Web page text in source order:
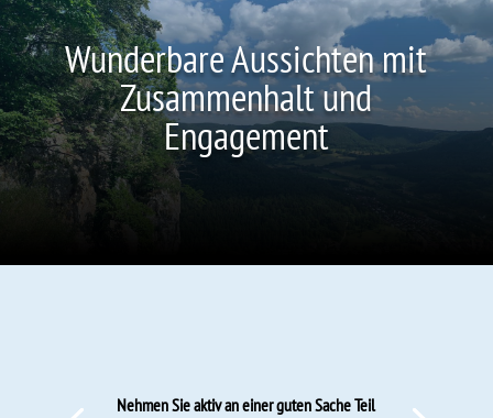
Wunderbare Aussichten mit
Zusammenhalt und
Engagement
Nehmen Sie aktiv an einer guten Sache Teil